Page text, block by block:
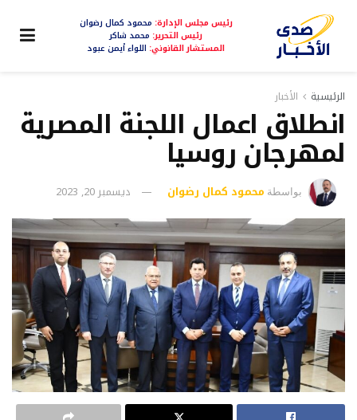
رئيس مجلس الإدارة: محمود كمال رضوان
رئيس التحرير: محمد شاكر
المستشار القانوني: اللواء أيمن عبود
الرئيسية الأخبار
انطلاق اعمال اللجنة المصرية
لمهرجان روسيا
بواسطة محمود كمال رضوان ديسمبر 20, 2023